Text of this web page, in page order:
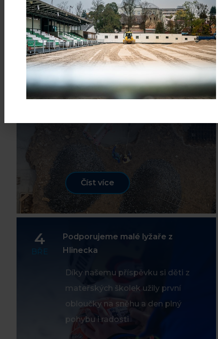
12
BŘE
Výstavba nové haly Technických
služeb v Luži
Sto kubíků betonu, které tvoří
Číst více
4
BŘE
Podporujeme malé lyžaře z
Hlinecka
Díky našemu příspěvku si děti z
mateřských školek užily první
obloučky na sněhu a den plný
pohybu i radosti